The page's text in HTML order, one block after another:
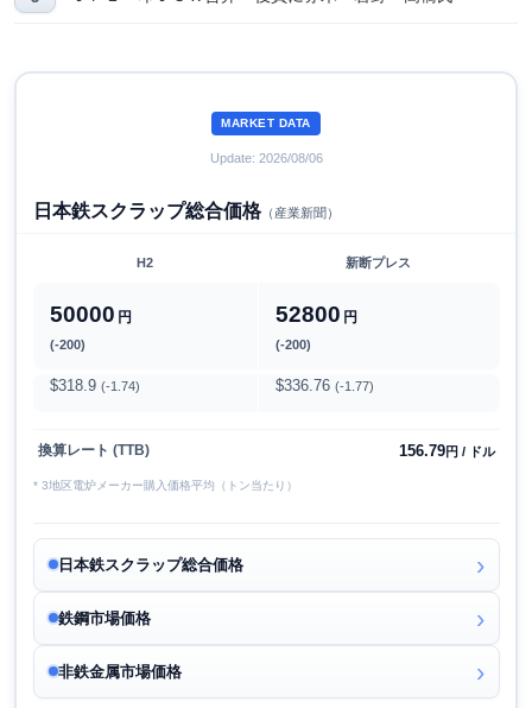
MARKET DATA
Update: 2026/08/06
日本鉄スクラップ総合価格（産業新聞）
H2 新断プレス
50000 円
(-200)
52800 円
(-200)
$318.9 (-1.74) $336.76 (-1.77)
換算レート (TTB) 156.79円 / ドル
* 3地区電炉メーカー購入価格平均（トン当たり）
日本鉄スクラップ総合価格
鉄鋼市場価格
非鉄金属市場価格